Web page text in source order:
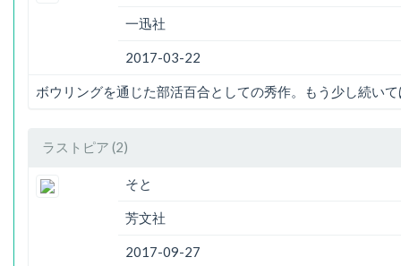
一迅社
2017-03-22
ボウリングを通じた部活百合としての秀作。もう少し続い
ラストピア (2)
そと
芳文社
2017-09-27